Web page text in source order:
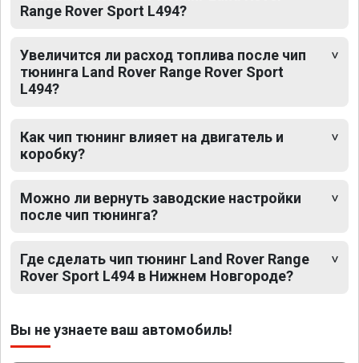
Range Rover Sport L494?
Увеличится ли расход топлива после чип
тюнинга Land Rover Range Rover Sport
L494?
Как чип тюнинг влияет на двигатель и
коробку?
Можно ли вернуть заводские настройки
после чип тюнинга?
Где сделать чип тюнинг Land Rover Range
Rover Sport L494 в Нижнем Новгороде?
Вы не узнаете ваш автомобиль!